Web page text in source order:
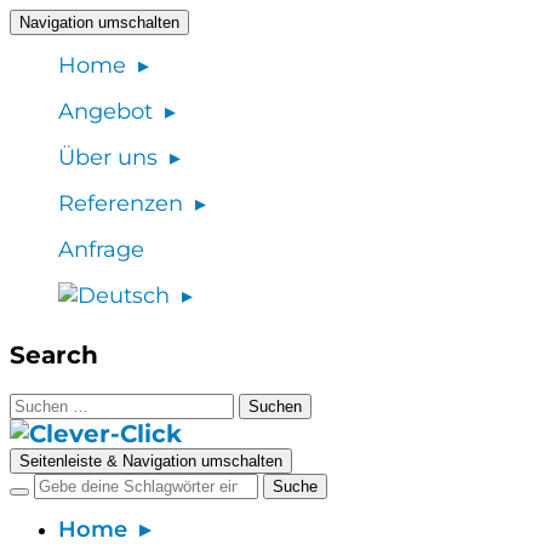
Navigation umschalten
Home
Angebot
Über uns
Referenzen
Anfrage
Search
Suchen
nach:
Seitenleiste & Navigation umschalten
Home